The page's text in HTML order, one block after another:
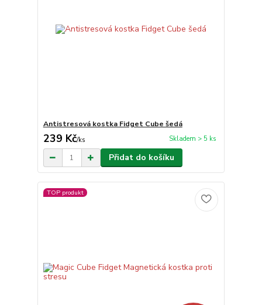
Antistresová kostka Fidget Cube šedá
239 Kč/ks Skladem > 5 ks
Přidat do košíku
TOP produkt